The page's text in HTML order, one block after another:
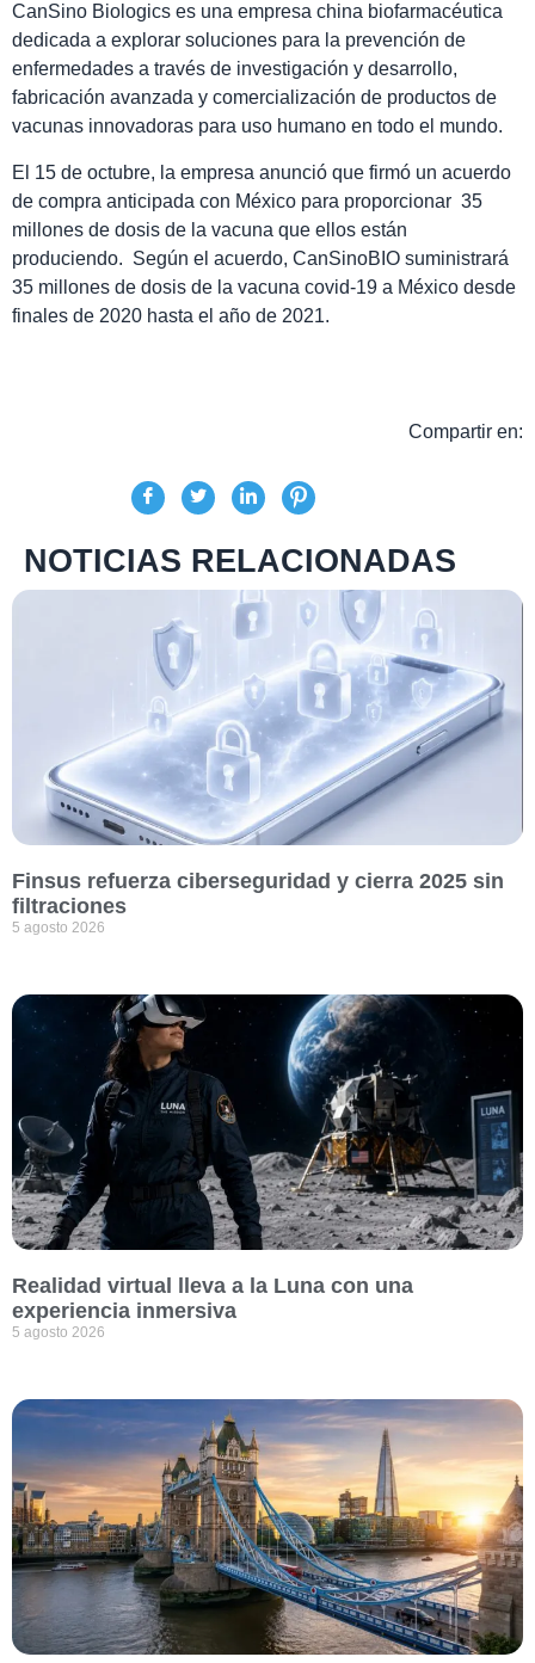
CanSino Biologics es una empresa china biofarmacéutica
dedicada a explorar soluciones para la prevención de
enfermedades a través de investigación y desarrollo,
fabricación avanzada y comercialización de productos de
vacunas innovadoras para uso humano en todo el mundo.
El 15 de octubre, la empresa anunció que firmó un acuerdo
de compra anticipada con México para proporcionar 35
millones de dosis de la vacuna que ellos están
produciendo. Según el acuerdo, CanSinoBIO suministrará
35 millones de dosis de la vacuna covid-19 a México desde
finales de 2020 hasta el año de 2021.
Compartir en:
NOTICIAS RELACIONADAS
Finsus refuerza ciberseguridad y cierra 2025 sin
filtraciones
5 agosto 2026
Realidad virtual lleva a la Luna con una
experiencia inmersiva
5 agosto 2026